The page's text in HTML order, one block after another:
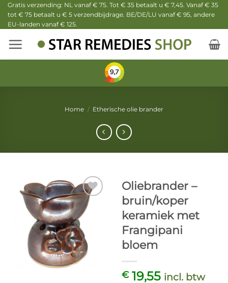
Ga
naar
inhoud
Gratis verzending: NL vanaf € 75. Tot € 35 betaalt u € 7,45. Vanaf € 35
tot € 75 betaalt u € 5 verzendbijdrage. BE/DE/LU vanaf € 95, andere
EU-landen vanaf € 125.
Home / Etherische olie brander
Oliebrander –
bruin/koper
keramiek met
Frangipani
bloem
€19,55 incl. btw